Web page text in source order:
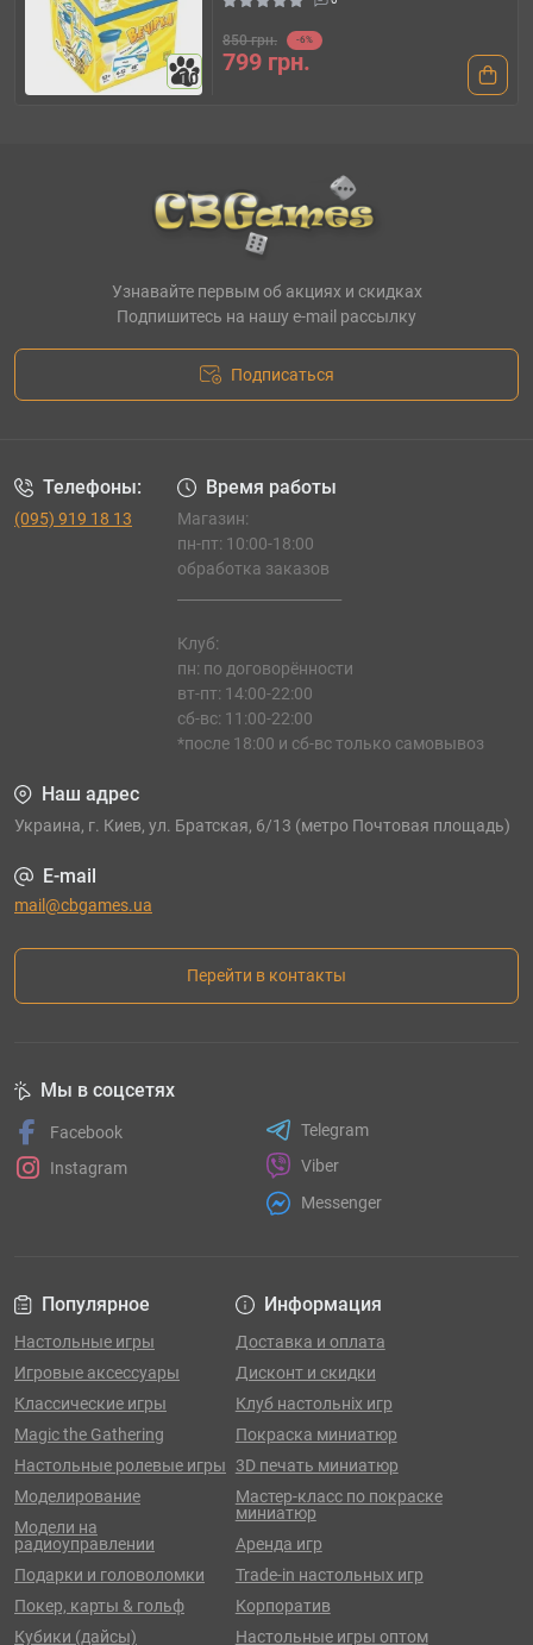
10
850 грн. -6%
799 грн.
Узнавайте первым об акциях и скидках
Подпишитесь на нашу e-mail рассылку
Подписаться
Телефоны:
(095) 919 18 13
Время работы
Магазин:
пн-пт: 10:00-18:00
обработка заказов
Клуб:
пн: по договорённости
вт-пт: 14:00-22:00
сб-вс: 11:00-22:00
*после 18:00 и сб-вс только самовывоз
Наш адрес
Украина, г. Киев, ул. Братская, 6/13 (метро Почтовая площадь)
E-mail
mail@cbgames.ua
Перейти в контакты
Популярное
Настольные игры
Игровые аксессуары
Классические игры
Magic the Gathering
Настольные ролевые игры
Моделирование
Модели на
радиоуправлении
Подарки и головоломки
Покер, карты & гольф
Кубики (дайсы)
Информация
Доставка и оплата
Дисконт и скидки
Клуб настольніх игр
Покраска миниатюр
3D печать миниатюр
Мастер-класс по покраске
миниатюр
Аренда игр
Trade-in настольных игр
Корпоратив
Настольные игры оптом
Мы в соцсетях
Facebook
Instagram
Telegram
Viber
Messenger